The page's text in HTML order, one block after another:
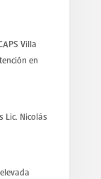
Villa
en
Lic. Nicolás